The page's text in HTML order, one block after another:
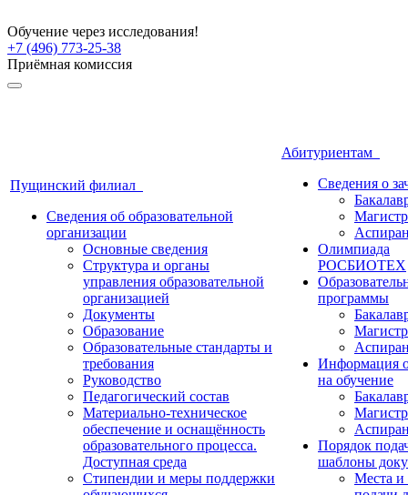
Обучение через исследования!
+7 (496) 773-25-38
Приёмная комиссия
Пущинский филиал
Сведения об образовательной
организации
Основные сведения
Структура и органы
управления образовательной
организацией
Документы
Образование
Образовательные стандарты и
требования
Руководство
Педагогический состав
Материально-техническое
обеспечение и оснащённость
образовательного процесса.
Доступная среда
Стипендии и меры поддержки
Абитуриентам
Сведения о
Олимпиада
РОСБИОТЕХ
программы
Информация
на обучение
Порядок
шаблоны
Места и